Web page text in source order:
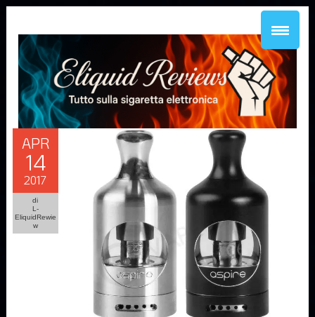
APR
14
2017
di
L-
EliquidRewie
w